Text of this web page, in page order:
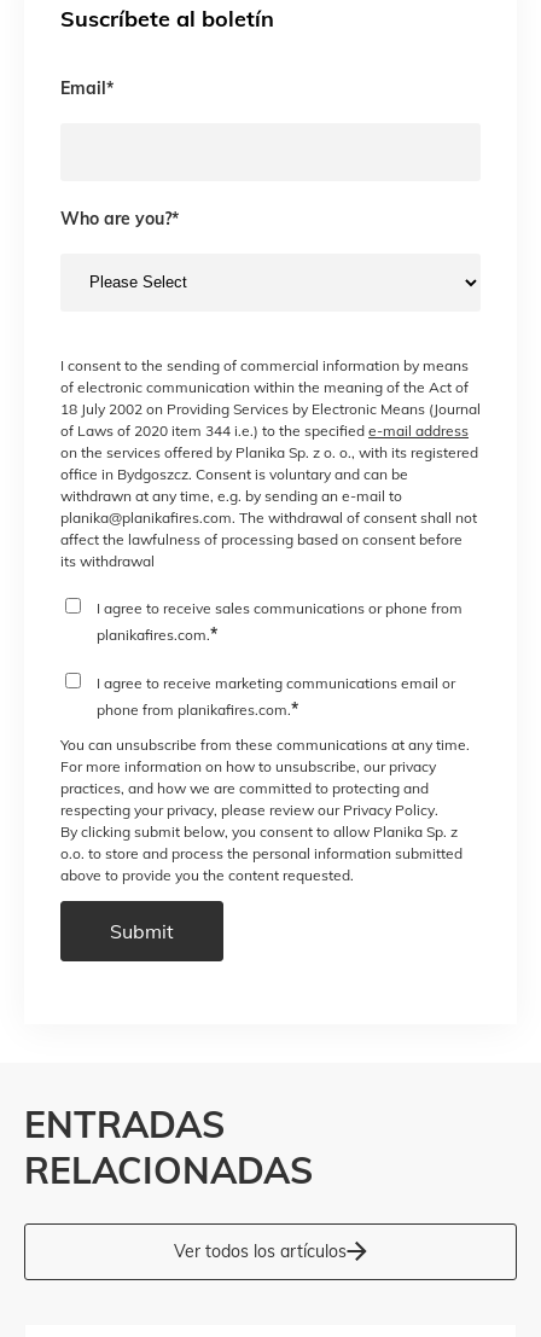
Suscríbete al boletín
Email*
Who are you?*
I consent to the sending of commercial information by means
of electronic communication within the meaning of the Act of
18 July 2002 on Providing Services by Electronic Means (Journal
of Laws of 2020 item 344 i.e.) to the specified e-mail address
on the services offered by Planika Sp. z o. o., with its registered
office in Bydgoszcz. Consent is voluntary and can be
withdrawn at any time, e.g. by sending an e-mail to
planika@planikafires.com. The withdrawal of consent shall not
affect the lawfulness of processing based on consent before
its withdrawal
I agree to receive sales communications or phone from
planikafires.com.*
I agree to receive marketing communications email or
phone from planikafires.com.*
You can unsubscribe from these communications at any time.
For more information on how to unsubscribe, our privacy
practices, and how we are committed to protecting and
respecting your privacy, please review our Privacy Policy.
By clicking submit below, you consent to allow Planika Sp. z
o.o. to store and process the personal information submitted
above to provide you the content requested.
ENTRADAS
RELACIONADAS
Ver todos los artículos